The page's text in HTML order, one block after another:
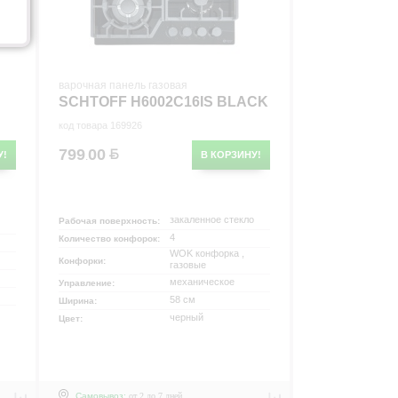
варочная панель газовая
SCHTOFF H6002C16IS BLACK
код товара 169926
В КОРЗИНУ!
799.00
Рабочая поверхность: закаленное стекло
Количество конфорок: 4
Конфорки:
WOK конфорка ,
газовые
Управление: механическое
Ширина: 58 см
Цвет: черный
Самовывоз: от 2 до 7 дней